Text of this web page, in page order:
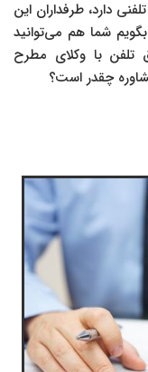
دارد، طرفداران این
شما هم می‌توانید
تلفن با وکلای مطرح
چقدر است؟